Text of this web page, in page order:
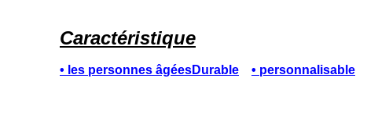
Caractéristique
• les personnes âgéesDurable • personnalisable